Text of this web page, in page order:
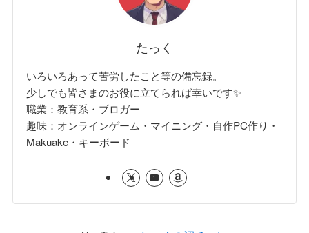
たっく
いろいろあって苦労したこと等の備忘録。
少しでも皆さまのお役に立てられば幸いです✨
職業：教育系・ブロガー
趣味：オンラインゲーム・マイニング・自作PC作り・
Makuake・キーボード